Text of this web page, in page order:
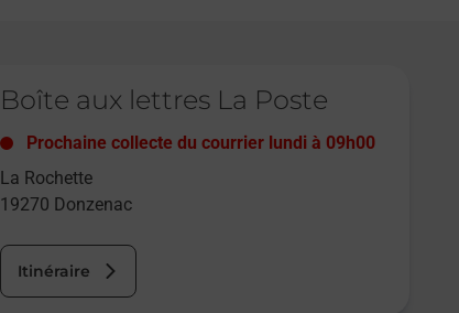
Boîte aux lettres La Poste
Prochaine collecte du courrier lundi à 09h00
La Rochette
19270 Donzenac
Itinéraire